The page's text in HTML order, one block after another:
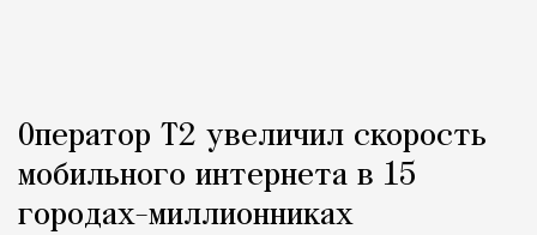
Оператор Т2 увеличил скорость
мобильного интернета в 15
городах-миллионниках